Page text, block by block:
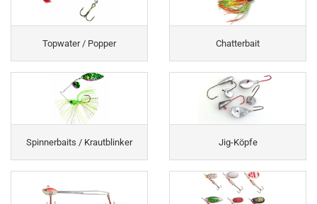
Topwater / Popper Chatterbait
Spinnerbaits / Krautblinker Jig-Köpfe